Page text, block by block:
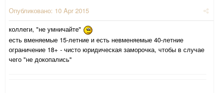
Опубликовано: 10 Apr 2015
коллеги, "не умничайте"
есть вменяемые 15-летние и есть невменяемые 40-летние
ограничение 18+ - чисто юридическая заморочка, чтобы в случае
чего "не докопались"